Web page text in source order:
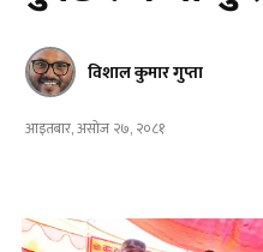
विशाल कुमार गुप्ता
आइतबार, असोज २७, २०८१